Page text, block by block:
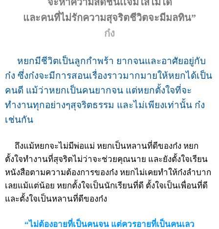
และคนที่ไม่รักความสุจริตชีวิตจะมีมลทิน”
ก๋ง
หยกมีชีวิตเป็นลูกกำพร้า ยากจนและอาศัยอยู่กับ
ก๋ง ซึ่งก๋งจะมีการสอนเรื่องราวมากมายให้หยกได้เป็น
คนดี แม้ว่าหยกเป็นคนยากจน แต่หยกตั้งใจที่จะ
ทำงานทุกอย่างๆสุจริตธรรม และไม่เพียงเท่านั้น ก๋ง
เช่นกัน
ถึงแม้หยกจะไม่มีพ่อแม่ หยกเป็นหลานที่ดีของก๋ง หยก
ตั้งใจทำงานที่สุจริตไม่ว่าจะช่วยคุณนาย และยังตั้งใจเรียน
หนังสือตามความต้องการของก๋ง หยกไม่เคยทำให้ก๋งลำบาก
เลยแม้แต่น้อย หยกตั้งใจเป็นนักเรียนที่ดี ตั้งใจเป็นเพื่อนที่ดี
และตั้งใจเป็นหลานที่ดีของก๋ง
“ไม่ต้องอายที่เป็นคนจน แต่ควรอายที่เป็นคนเลว